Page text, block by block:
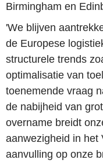
Birmingham en
'We blijven
de Europese
structurele trends
optimalisatie van
toenemende vraag
de nabijheid van
overname breidt
aanwezigheid in het
aanvulling op onze